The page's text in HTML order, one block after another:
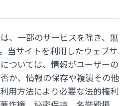
、一部のサービスを除き、無
当サイトを利用したウェブサ
ついては、情報がユーザーの
か、情報の保存や複製その他
用方法により必要な法的権利